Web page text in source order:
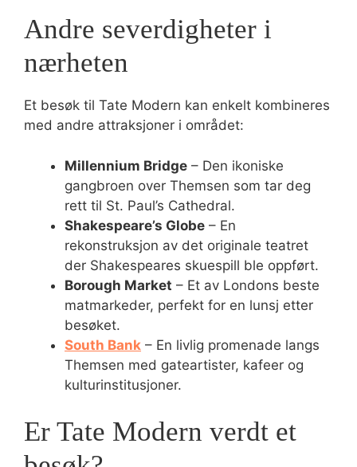
Andre severdigheter i
nærheten
Et besøk til Tate Modern kan enkelt kombineres
med andre attraksjoner i området:
Millennium Bridge – Den ikoniske
gangbroen over Themsen som tar deg
rett til St. Paul’s Cathedral.
Shakespeare’s Globe – En
rekonstruksjon av det originale teatret
der Shakespeares skuespill ble oppført.
Borough Market – Et av Londons beste
matmarkeder, perfekt for en lunsj etter
besøket.
South Bank – En livlig promenade langs
Themsen med gateartister, kafeer og
kulturinstitusjoner.
Er Tate Modern verdt et